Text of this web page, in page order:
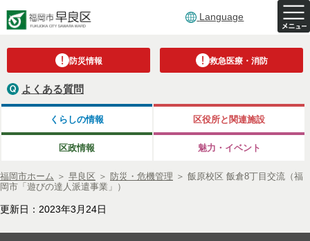
Language
防災情報 救急医療・消防
よくある質問
くらしの情報 区役所と関連施設
区政情報 魅力・イベント
福岡市ホーム ＞ 早良区 ＞ 防災・危機管理 ＞ 飯原校区 飯倉8丁目交流（福
岡市「遊びの達人派遣事業」）
更新日：2023年3月24日